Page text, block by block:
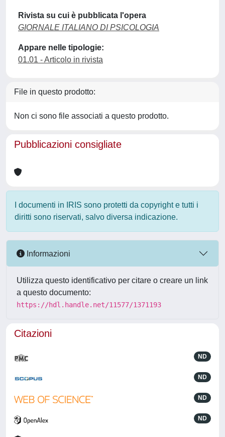
Rivista su cui è pubblicata l'opera
GIORNALE ITALIANO DI PSICOLOGIA
Appare nelle tipologie:
01.01 - Articolo in rivista
File in questo prodotto:
Non ci sono file associati a questo prodotto.
Pubblicazioni consigliate
I documenti in IRIS sono protetti da copyright e tutti i
diritti sono riservati, salvo diversa indicazione.
Informazioni
Utilizza questo identificativo per citare o creare un link
a questo documento:
https://hdl.handle.net/11577/1371193
Citazioni
ND
ND
ND
ND